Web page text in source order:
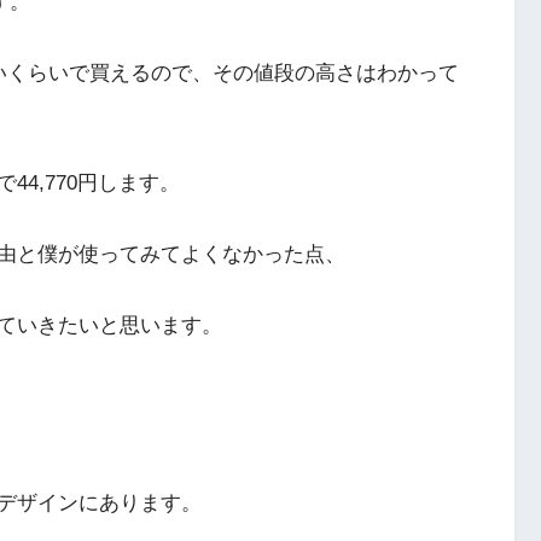
らいで買えるので、その値段の高さはわかって
円します。
僕が使ってみてよくなかった点、
いきたいと思います。
ザインにあります。